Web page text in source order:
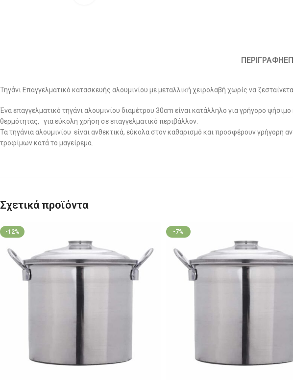
ΠΕΡΙΓΡΑΦΉ
Τηγάνι Επαγγελματικό κατασκευής αλουμινίου με μεταλλική χειρολαβή χωρίς να
Ένα επαγγελματικό τηγάνι αλουμινίου διαμέτρου 30cm είναι κατάλληλο για γρήγορο
θερμότητας, για εύκολη χρήση σε επαγγελματικό περιβάλλον.
Τα τηγάνια αλουμινίου είναι ανθεκτικά, εύκολα στον καθαρισμό και προσφέρουν
τροφίμων κατά το μαγείρεμα.
Σχετικά προϊόντα
-12% -7%